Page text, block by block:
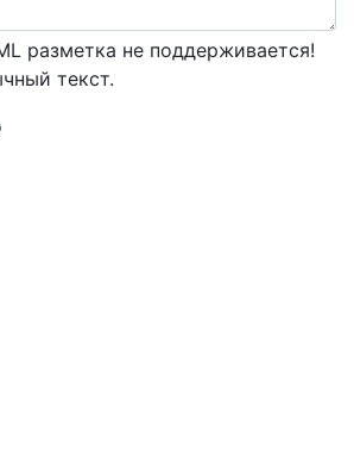
разметка не поддерживается!
текст.